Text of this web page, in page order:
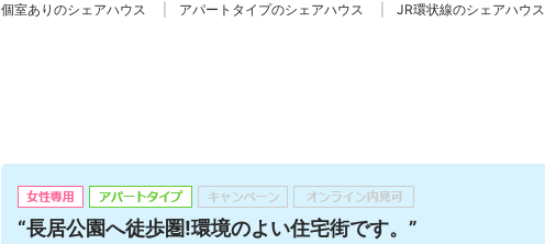
個室ありのシェアハウス
アパートタイプのシェアハウス JR環状線のシェアハウス
“長居公園へ徒歩圏!環境のよい住宅街です。”